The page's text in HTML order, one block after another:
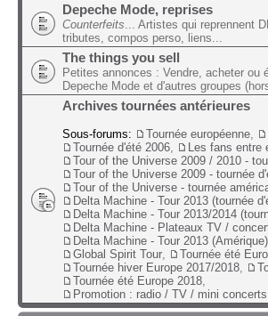
Depeche Mode, reprises
Counterfeits ... Artistes qui reprennent
tributes, compos perso, liens...
The things you sell
Petites annonces : Vendre, acheter ou
Depeche Mode et d'autres groupes
Archives tournées antérieures
Sous-forums: Tournée européenne
Tournée d'été 2006
Les fans entre
Tour of the Universe 2009 / 2010 -
Tour of the Universe 2009 - tournée
Tour of the Universe - tournée
Delta Machine - Tour 2013 (tournée
Delta Machine - Tour 2013/2014
Delta Machine - Plateaux TV /
Delta Machine - Tour 2013 (Amérique)
Global Spirit Tour
Tournée été
Tournée hiver Europe 2017/2018
Tournée été Europe 2018
Promotion : radio / TV / mini